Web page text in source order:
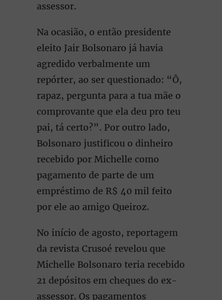
assessor.
Na ocasião, o então presidente
eleito Jair Bolsonaro já havia
agredido verbalmente um
repórter, ao ser questionado: “Ô,
rapaz, pergunta para a tua mãe o
comprovante que ela deu pro teu
pai, tá certo?”. Por outro lado,
Bolsonaro justificou o dinheiro
recebido por Michelle como
pagamento de parte de um
empréstimo de R$ 40 mil feito
por ele ao amigo Queiroz.
No início de agosto, reportagem
da revista Crusoé revelou que
Michelle Bolsonaro teria recebido
21 depósitos em cheques do ex-
assessor. Os pagamentos